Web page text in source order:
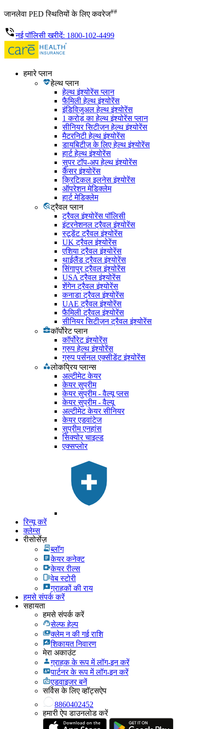
जानलेवा PED स्थितियों के लिए कवरेज##
नई पॉलिसी खरीदें: 1800-102-4499
हमारे प्लान
हेल्थ प्लान
हेल्थ इंश्योरेंस प्लान
फैमिली हेल्थ इंश्योरेंस
इंडिविजुअल हेल्थ इंश्योरेंस
1 करोड़ का हेल्थ इंश्योरेंस प्लान
सीनियर सिटीज़न हेल्थ इंश्योरेंस
मैटरनिटी हेल्थ इंश्योरेंस
डायबिटीज़ के लिए हेल्थ इंश्योरेंस
हार्ट हेल्थ इंश्योरेंस
सुपर टॉप-अप हेल्थ इंश्योरेंस
कैंसर इंश्योरेंस
क्रिटिकल इलनेस इंश्योरेंस
ऑपरेशन मेडिक्लेम
हार्ट मेडिक्लेम
ट्रैवल प्लान
ट्रैवल इंश्योरेंस पॉलिसी
इंटरनेशनल ट्रैवल इंश्योरेंस
स्टूडेंट ट्रैवल इंश्योरेंस
UK ट्रैवल इंश्योरेंस
एशिया ट्रैवल इंश्योरेंस
थाईलैंड ट्रैवल इंश्योरेंस
सिंगापुर ट्रैवल इंश्योरेंस
USA ट्रैवल इंश्योरेंस
शेंगेन ट्रैवल इंश्योरेंस
कनाडा ट्रैवल इंश्योरेंस
UAE ट्रैवल इंश्योरेंस
फैमिली ट्रैवल इंश्योरेंस
सीनियर सिटीज़न ट्रैवल इंश्योरेंस
कॉर्पोरेट प्लान
कॉर्पोरेट इंश्योरेंस
ग्रुप हेल्थ इंश्योरेंस
ग्रुप पर्सनल एक्सीडेंट इंश्योरेंस
लोकप्रिय प्लान्स
अल्टीमेट केयर
केयर सुप्रीम
केयर सुप्रीम - वैल्यू प्लस
केयर सुप्रीम - वैल्यू
अल्टीमेट केयर सीनियर
केयर एडवांटेज
सुप्रीम एनहांस
सिक्योर चाइल्ड
एक्सप्लोर
रिन्यू करें
क्लेम्स
रीसोर्सेज़
ब्लॉग
केयर कनेक्ट
केयर रील्स
वेब स्टोरी
ग्राहकों की राय
हमसे संपर्क करें
सहायता
हमसे संपर्क करें
सेल्फ हेल्प
क्लेम न की गई राशि
शिकायत निवारण
मेरा अकाउंट
ग्राहक के रूप में लॉग-इन करें
पार्टनर के रूप में लॉग-इन करें
एडवाइजर बनें
सर्विस के लिए व्हॉट्सऐप
8860402452
हमारी ऐप डाउनलोड करें